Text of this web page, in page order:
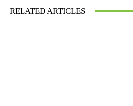
RELATED ARTICLES